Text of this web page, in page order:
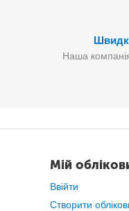
Наша
Мій
Ввійти
Створити